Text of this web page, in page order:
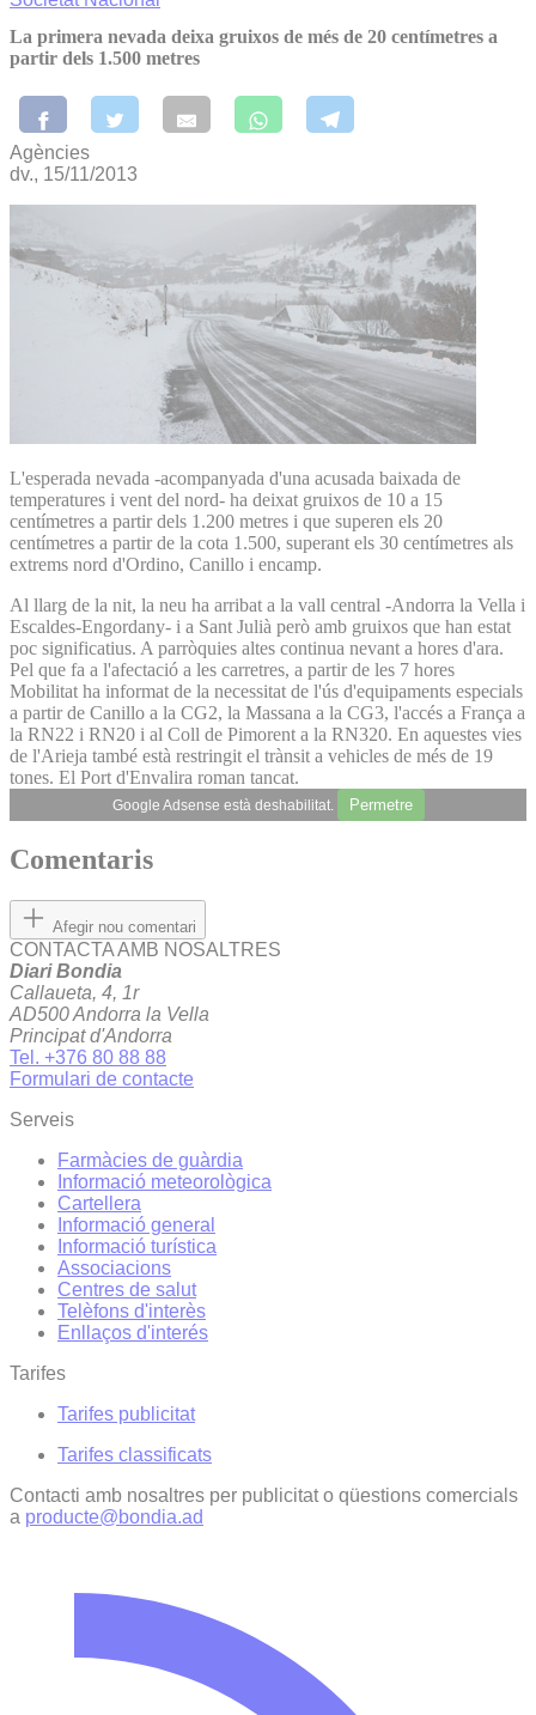
La primera nevada deixa gruixos de més de 20 centímetres a
partir dels 1.500 metres
Agències
dv., 15/11/2013
L'esperada nevada -acompanyada d'una acusada baixada de
temperatures i vent del nord- ha deixat gruixos de 10 a 15
centímetres a partir dels 1.200 metres i que superen els 20
centímetres a partir de la cota 1.500, superant els 30 centímetres als
extrems nord d'Ordino, Canillo i encamp.
Al llarg de la nit, la neu ha arribat a la vall central -Andorra la Vella i
Escaldes-Engordany- i a Sant Julià però amb gruixos que han estat
poc significatius. A parròquies altes continua nevant a hores d'ara.
Pel que fa a l'afectació a les carretres, a partir de les 7 hores
Mobilitat ha informat de la necessitat de l'ús d'equipaments especials
a partir de Canillo a la CG2, la Massana a la CG3, l'accés a França a
la RN22 i RN20 i al Coll de Pimorent a la RN320. En aquestes vies
de l'Arieja també està restringit el trànsit a vehicles de més de 19
tones. El Port d'Envalira roman tancat.
Google Adsense està deshabilitat. Permetre
Comentaris
Afegir nou comentari
CONTACTA AMB NOSALTRES
Diari Bondia
Callaueta, 4, 1r
AD500 Andorra la Vella
Principat d'Andorra
Tel. +376 80 88 88
Formulari de contacte
Serveis
Farmàcies de guàrdia
Informació meteorològica
Cartellera
Informació general
Informació turística
Associacions
Centres de salut
Telèfons d'interès
Enllaços d'interés
Tarifes
Tarifes publicitat
Tarifes classificats
Contacti amb nosaltres per publicitat o qüestions comercials
a producte@bondia.ad